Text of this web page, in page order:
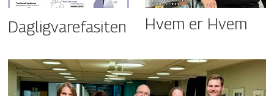
Dagligvarefasiten Hvem er Hvem